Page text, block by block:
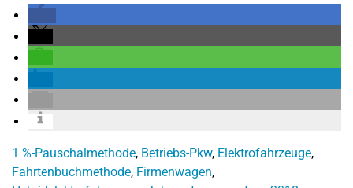
1 %-Pauschalmethode, Betriebs-Pkw, Elektrofahrzeuge,
Fahrtenbuchmethode, Firmenwagen,